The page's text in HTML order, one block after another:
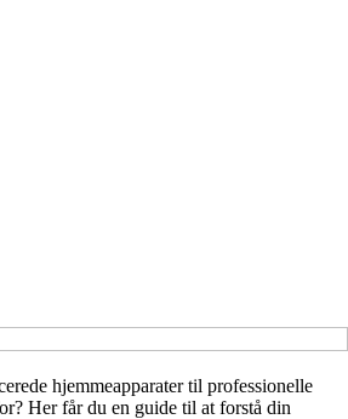
hjemmeapparater til professionelle
Her får du en guide til at forstå din